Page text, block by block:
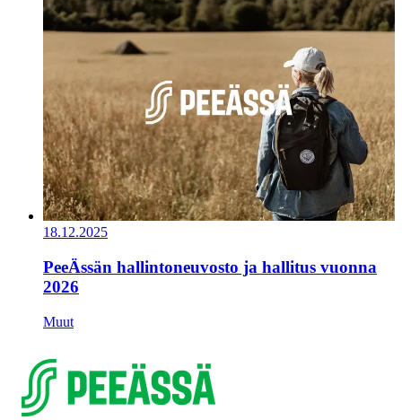
18.12.2025
PeeÄssän hallintoneuvosto ja hallitus vuonna
2026
Muut